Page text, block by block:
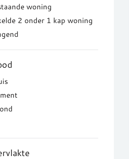
woning
2 onder 1 kap woning